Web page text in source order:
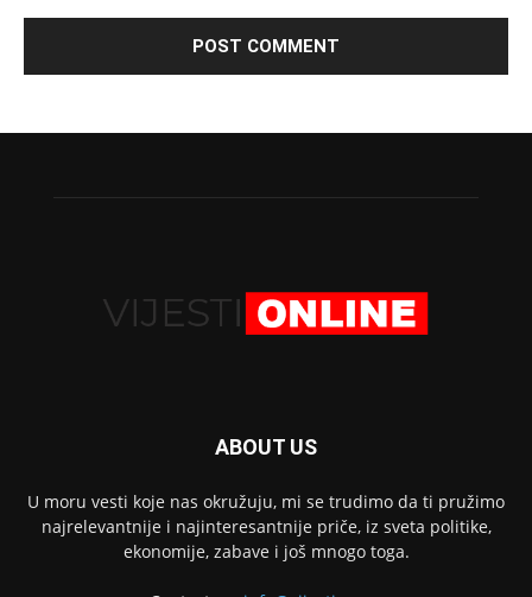
ABOUT US
U moru vesti koje nas okružuju, mi se trudimo da ti pružimo
najrelevantnije i najinteresantnije priče, iz sveta politike,
ekonomije, zabave i još mnogo toga.